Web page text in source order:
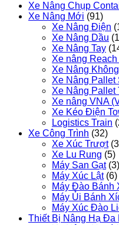
Xe Nâng Chụp
Xe Nâng Mới (91)
Xe Nâng Điện
Xe Nâng Dầu
Xe Nâng Tay
Xe nâng Reach
Xe Nâng
Xe Nâng Pallet
Xe Nâng Pallet
Xe nâng VNA
Xe Kéo Điện
Logistics Train
Xe Công Trình (32)
Xe Xúc Trượt
Xe Lu Rung (5)
Máy San Gạt (3)
Máy Xúc Lật (6)
Máy Đào Bánh
Máy Ủi Bánh
Máy Xúc Đào
Thiết Bị Nâng Hạ Đa